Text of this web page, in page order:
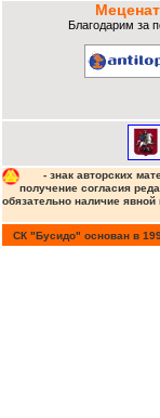
Благодарим за
- знак авторских
получение согласия
обязательно наличие
СК "Бусидо" основан в